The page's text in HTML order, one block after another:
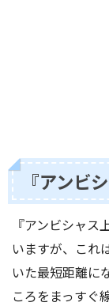
『アンビ
『アンビシャ
いますが、これ
いた最短距離に
ころをまっすぐ